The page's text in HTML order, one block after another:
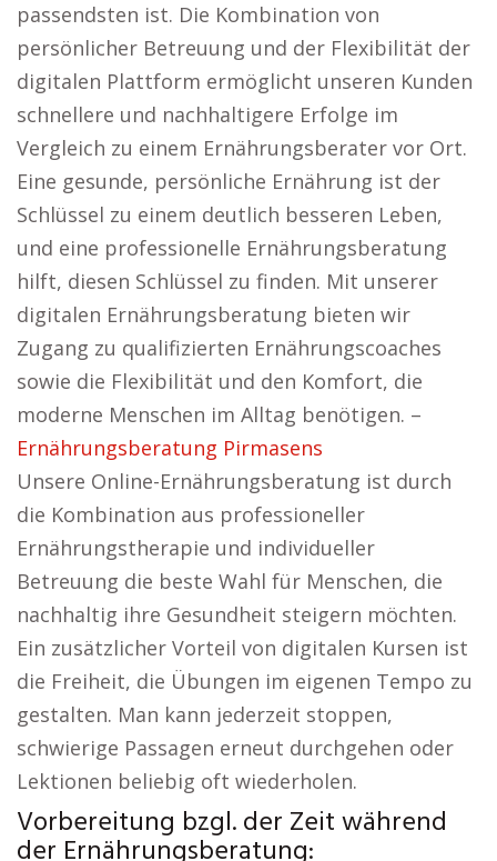
passendsten ist. Die Kombination von
persönlicher Betreuung und der Flexibilität der
digitalen Plattform ermöglicht unseren Kunden
schnellere und nachhaltigere Erfolge im
Vergleich zu einem Ernährungsberater vor Ort.
Eine gesunde, persönliche Ernährung ist der
Schlüssel zu einem deutlich besseren Leben,
und eine professionelle Ernährungsberatung
hilft, diesen Schlüssel zu finden. Mit unserer
digitalen Ernährungsberatung bieten wir
Zugang zu qualifizierten Ernährungscoaches
sowie die Flexibilität und den Komfort, die
moderne Menschen im Alltag benötigen. –
Ernährungsberatung Pirmasens
Unsere Online-Ernährungsberatung ist durch
die Kombination aus professioneller
Ernährungstherapie und individueller
Betreuung die beste Wahl für Menschen, die
nachhaltig ihre Gesundheit steigern möchten.
Ein zusätzlicher Vorteil von digitalen Kursen ist
die Freiheit, die Übungen im eigenen Tempo zu
gestalten. Man kann jederzeit stoppen,
schwierige Passagen erneut durchgehen oder
Lektionen beliebig oft wiederholen.
Vorbereitung bzgl. der Zeit während
der Ernährungsberatung: